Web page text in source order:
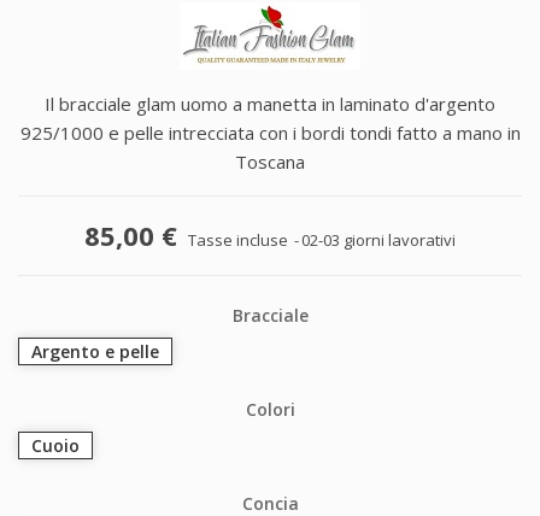
Il bracciale glam uomo a manetta in laminato d'argento
925/1000 e pelle intrecciata con i bordi tondi fatto a mano in
Toscana
85,00 € Tasse incluse 02-03 giorni lavorativi
Bracciale
Argento e pelle
Colori
Cuoio
Concia